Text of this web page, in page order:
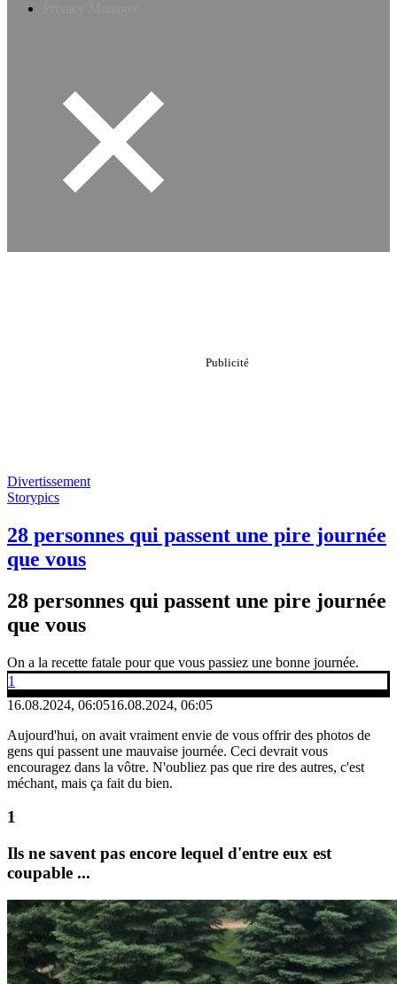
Divertissement
Storypics
28 personnes qui passent une pire journée
que vous
28 personnes qui passent une pire journée
que vous
On a la recette fatale pour que vous passiez une bonne journée.
1
16.08.2024, 06:0516.08.2024, 06:05
Aujourd'hui, on avait vraiment envie de vous offrir des photos de
gens qui passent une mauvaise journée. Ceci devrait vous
encouragez dans la vôtre. N'oubliez pas que rire des autres, c'est
méchant, mais ça fait du bien.
Ils ne savent pas encore lequel d'entre eux est
coupable ...